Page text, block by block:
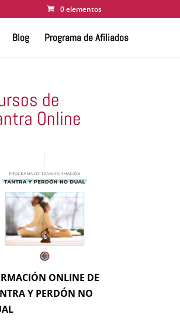
0 elementos
Blog Programa de Afiliados
de
Online
ONLINE DE
Y PERDÓN NO